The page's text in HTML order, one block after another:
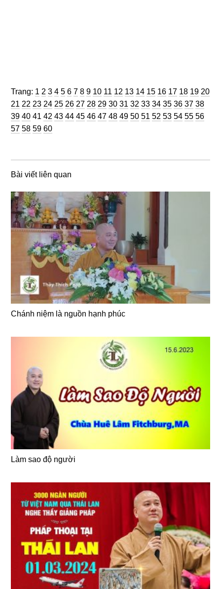
Trang: Trang
1 Trang
2 Trang
3 Trang
4 Trang
5 Trang
6 Trang
7 Trang
8 Trang
9 Trang
10 Trang
11 Trang
12 Trang
13 Trang
14 Trang
15 Trang
16 Trang
17 Trang
18 Trang
19 Trang
20
Trang
21 Trang
22 Trang
23 Trang
24 Trang
25 Trang
26 Trang
27 Trang
28 Trang
29 Trang
30 Trang
31 Trang
32 Trang
33 Trang
34 Trang
35 Trang
36 Trang
37 Trang
38
39 Trang
40 Trang
41 Trang
42 Trang
43 Trang
44 Trang
45 Trang
46 Trang
47 Trang
48 Trang
49 Trang
50 Trang
51 Trang
52 Trang
53 Trang
54 Trang
55 Trang
56
57 Trang
58 Trang
59 Trang
60
Bài viết liên quan
Chánh niệm là nguồn hạnh phúc
Làm sao độ người